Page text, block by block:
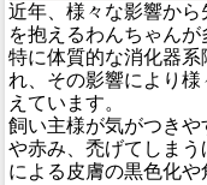
近年、様々な影響か
を抱えるわんちゃんが
特に体質的な消化器系
れ、その影響により
えています。
飼い主様が気がつき
や赤み、禿げてしまう
による皮膚の黒色化